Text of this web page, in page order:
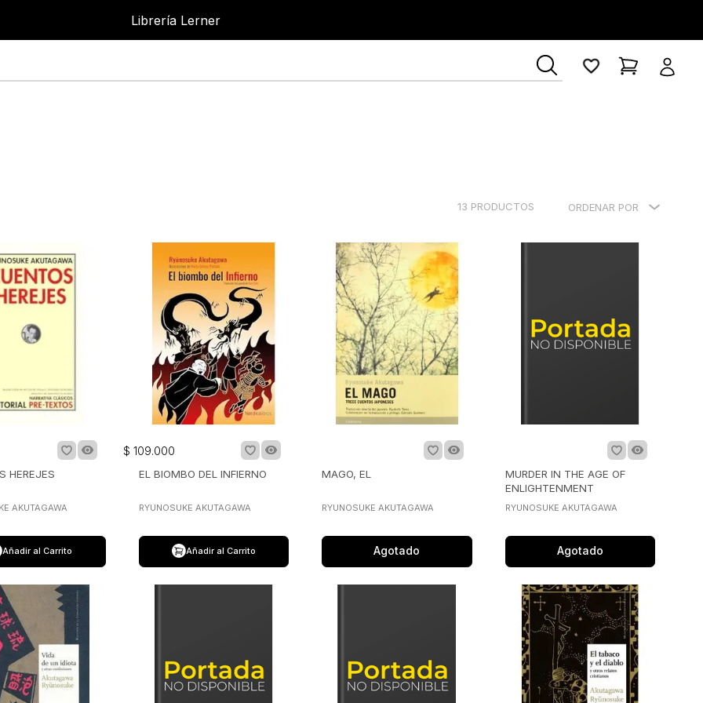
Librería Lerner
13 PRODUCTOS ORDENAR POR
HEREJES
AKUTAGAWA
Añadir al Carrito
$ 109.000
EL BIOMBO DEL INFIERNO
RYUNOSUKE AKUTAGAWA
Añadir al Carrito
MAGO, EL
RYUNOSUKE AKUTAGAWA
Agotado
MURDER IN THE AGE OF
ENLIGHTENMENT
RYUNOSUKE AKUTAGAWA
Agotado